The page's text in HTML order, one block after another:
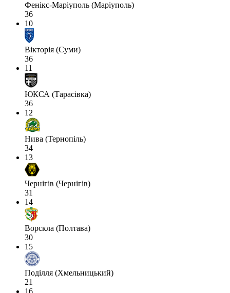
Фенікс-Маріуполь (Маріуполь)
36
10
Вікторія (Суми)
36
11
ЮКСА (Тарасівка)
36
12
Нива (Тернопіль)
34
13
Чернігів (Чернігів)
31
14
Ворскла (Полтава)
30
15
Поділля (Хмельницький)
21